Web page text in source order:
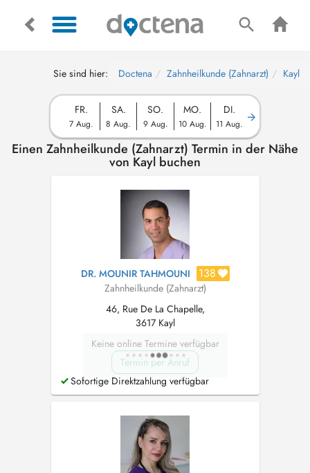
Sie sind hier: Doctena Zahnheilkunde (Zahnarzt) Kayl
FR.
7 Aug.
SA.
8 Aug.
SO.
9 Aug.
MO.
10 Aug.
DI.
11 Aug.
Einen Zahnheilkunde (Zahnarzt) Termin in der Nähe
von Kayl buchen
DR. MOUNIR TAHMOUNI 138
Zahnheilkunde (Zahnarzt)
46, Rue De La Chapelle,
3617 Kayl
Keine online Termine verfügbar
Termin per Anruf
Sofortige Direktzahlung verfügbar